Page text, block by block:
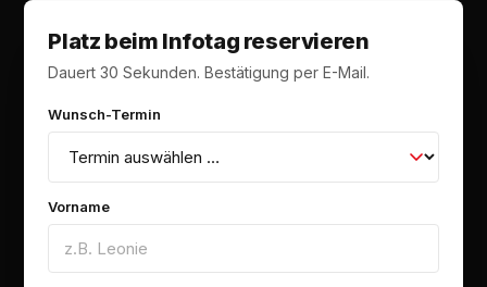
Platz beim Infotag reservieren
Dauert 30 Sekunden. Bestätigung per E-Mail.
Wunsch-Termin
Vorname